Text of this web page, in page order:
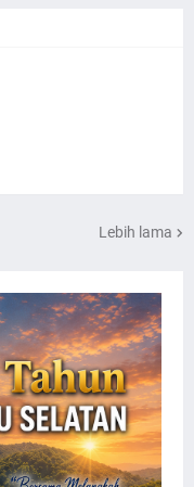
Lebih lama